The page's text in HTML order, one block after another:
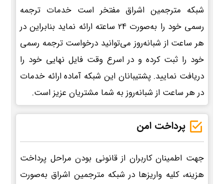
شبکه مترجمین اشراق مفتخر است خدمات ترجمه
رسمی خود را به‌صورت 24 ساعته ارائه نماید بنابراین در
هر ساعت از شبانه‌روز می‌توانید درخواست ترجمه رسمی
خود را ثبت کرده و در اسرع وقت فایل نهایی خود را
دریافت نمایید. پشتیبانان این شبکه آماده ارائه خدمات
در هر ساعت از شبانه‌روز به شما مشتریان عزیز است.
پرداخت امن
جهت اطمینان کاربران از قانونی بودن مراحل پرداخت
هزینه، کلیه واریزها در شبکه مترجمین اشراق به‌صورت